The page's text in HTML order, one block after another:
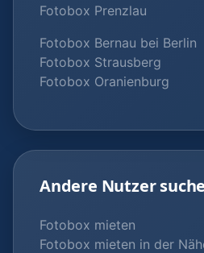
Fotobox Prenzlau
Fotobox Bernau bei Berlin
Fotobox Strausberg
Fotobox Oranienburg
Andere Nutzer
Fotobox mieten
Fotobox mieten in der